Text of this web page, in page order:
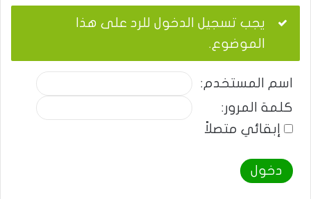
يجب تسجيل الدخول للرد على هذا
الموضوع.
اسم المستخدم:
كلمة المرور:
إبقائي متصلاً
دخول